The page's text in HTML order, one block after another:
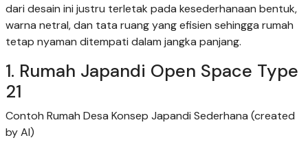
dari desain ini justru terletak pada kesederhanaan bentuk,
warna netral, dan tata ruang yang efisien sehingga rumah
tetap nyaman ditempati dalam jangka panjang.
1. Rumah Japandi Open Space Type
21
Contoh Rumah Desa Konsep Japandi Sederhana (created
by AI)